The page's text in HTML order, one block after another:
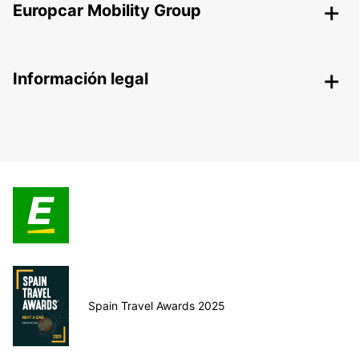
Europcar Mobility Group
Información legal
Spain Travel Awards 2025